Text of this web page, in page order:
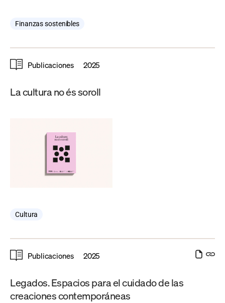
Finanzas sostenibles
Publicaciones 2025
La cultura no és soroll
Cultura
Publicaciones 2025
Legados. Espacios para el cuidado de las
creaciones contemporáneas